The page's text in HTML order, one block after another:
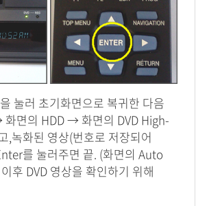
눌러 초기화면으로 복귀한 다음
면의 HDD → 화면의 DVD High-
,녹화된 영상(번호로 저장되어
를 눌러주면 끝. (화면의 Auto
후 DVD 영상을 확인하기 위해